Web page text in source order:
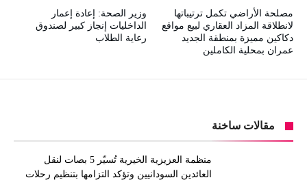
وزير الصحة: إعادة إعمار
الداخليات إنجاز كبير لصندوق
رعاية الطلاب
مصلحة الأراضي تكمل ترتيباتها
لانطلاقة المزاد العقاري لبيع مواقع
دكاكين مميزة بمنطقة الجديد
عمران بمحلية الكاملين
مقالات ساخنة
منظمة العزيزية الخيرية تُسيّر 5 بصات لنقل
العائدين السودانيين وتؤكد التزامها بتنظيم رحلات